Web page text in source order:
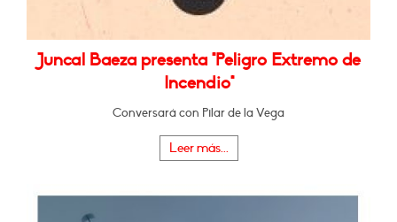
Juncal Baeza presenta "Peligro Extremo de
Incendio"
Conversará con Pilar de la Vega
Leer más...